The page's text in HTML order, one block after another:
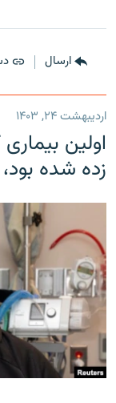
ارسال
اردیبهشت ۲۴, ۱۴۰۳
اولین
زده شده